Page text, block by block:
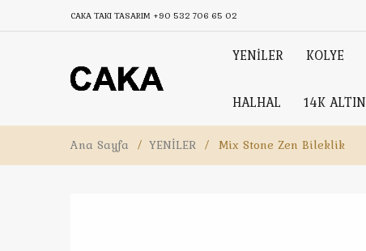
CAKA TAKI TASARIM +90 532 706 65 02
YENİLER KOLYE
HALHAL 14K ALTIN
Ana Sayfa / YENİLER / Mix Stone Zen Bileklik